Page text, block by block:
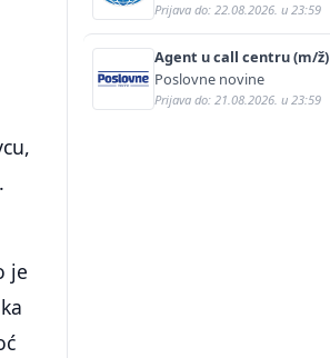
je
Prijava do: 22.08.2026. u 23:59
Agent u call centru (m/ž)
Poslovne novine
Prijava do: 21.08.2026. u 23:59